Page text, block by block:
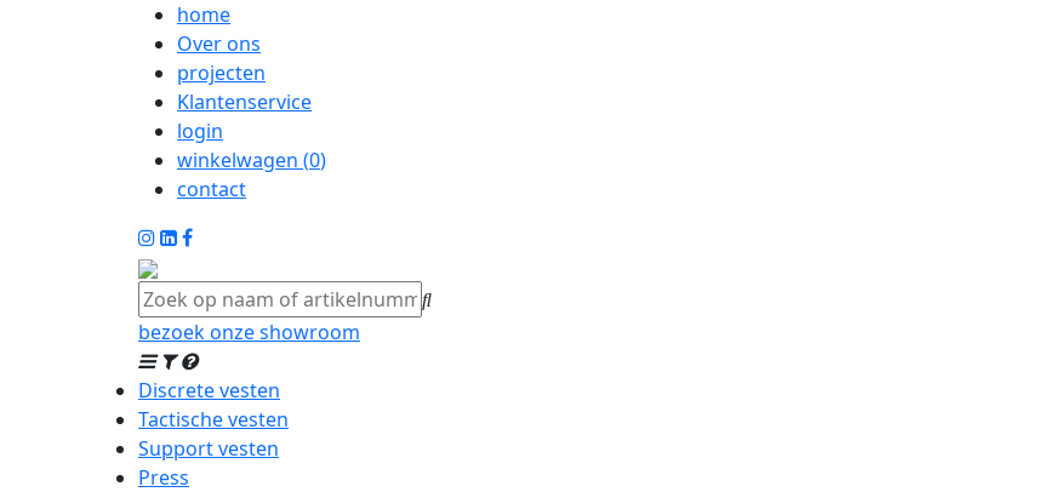
home
Over ons
projecten
Klantenservice
login
winkelwagen (0)
contact
bezoek onze showroom
Discrete vesten
Tactische vesten
Support vesten
Press